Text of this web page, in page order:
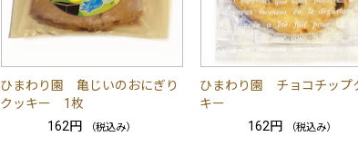
ひまわり園 亀じいのおにぎり
クッキー 1枚
162円
（税込み）
ひまわり園 チョコチップ
キー
162円
（税込み）